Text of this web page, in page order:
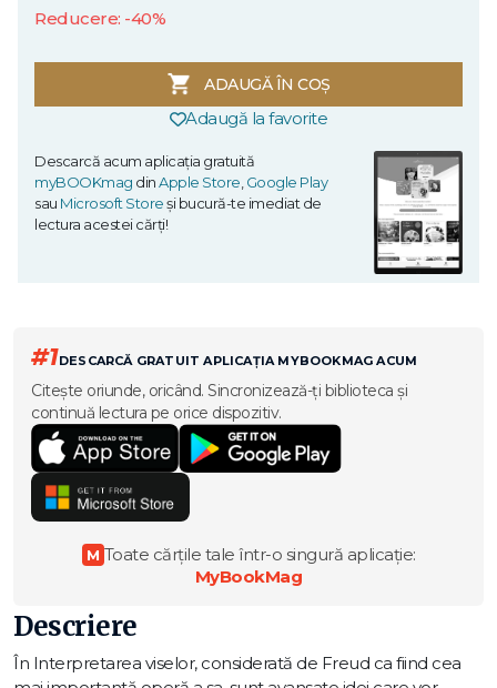
Reducere: -40%
ADAUGĂ ÎN COȘ
Adaugă la favorite
Descarcă acum aplicația gratuită
myBOOKmag dinApple Store,Google Play
sau Microsoft Storeși bucură-te imediat de
lectura acestei cărți!
#1DESCARCĂ GRATUIT APLICAȚIA MYBOOKMAG ACUM
Citește oriunde, oricând. Sincronizează-ți biblioteca și
continuă lectura pe orice dispozitiv.
M Toate cărțile tale într-o singură aplicație:
MyBookMag
Descriere
În Interpretarea viselor, considerată de Freud ca fiind cea